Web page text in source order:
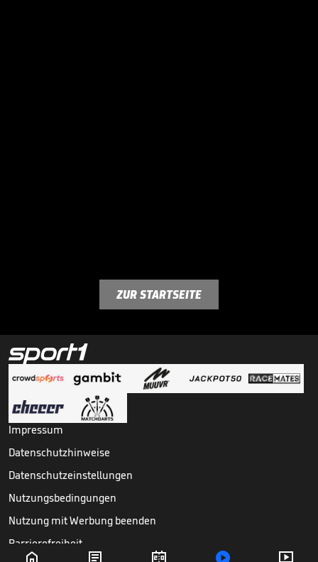
    
ZUR STARTSEITE
Impressum
Datenschutzhinweise
Datenschutzeinstellungen
Nutzungsbedingungen
Nutzung mit Werbung beenden
Barrierefreiheit